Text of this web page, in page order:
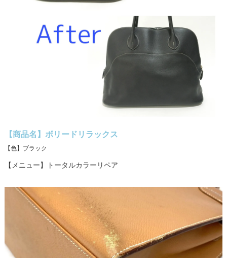
【商品名】ボリードリラックス
【色】ブラック
【メニュー】トータルカラーリペア